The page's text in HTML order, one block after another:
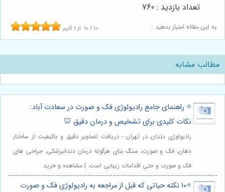
به این مقاله امتیاز بدهید : 10 / 10 از 1 کاربر
تعداد بازدید : 760
مطالب مشابه
⭐️ راهنمای جامع رادیولوژی فک و صورت در سعادت آباد:
نکات کلیدی برای تشخیص و درمان دقیق 🦷
رادیولوژی دندان در تهران - دریافت تصاویر دقیق و باکیفیت از ساختار
دهان، فک و صورت، سنگ بنای هرگونه درمان دندانپزشکی، جراحی های
فک و صورت و حتی اقدامات زیبایی است. | مشاهده و خرید
⭐️۱۰ نکته حیاتی که قبل از مراجعه به رادیولوژی فک و صورت